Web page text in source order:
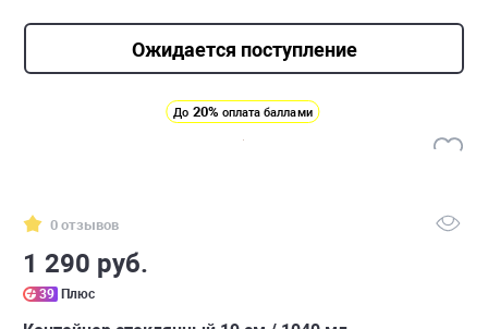
Ожидается поступление
До 20% оплата баллами
0 отзывов
1 290 руб.
39 Плюс